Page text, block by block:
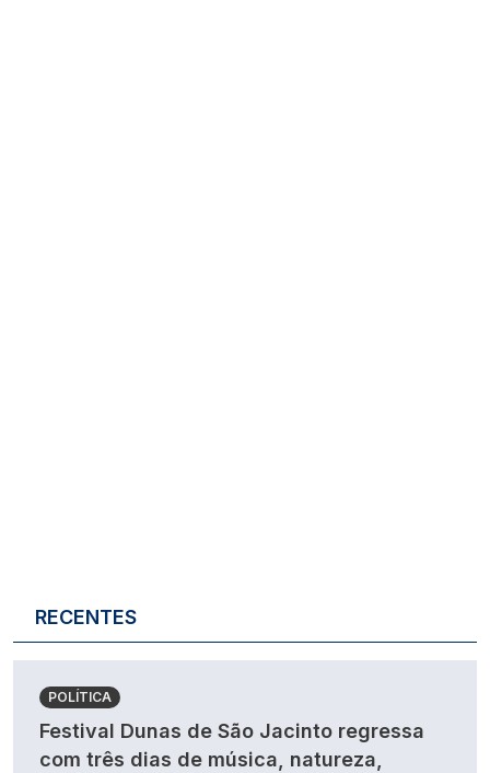
RECENTES
POLÍTICA
Festival Dunas de São Jacinto regressa
com três dias de música, natureza,